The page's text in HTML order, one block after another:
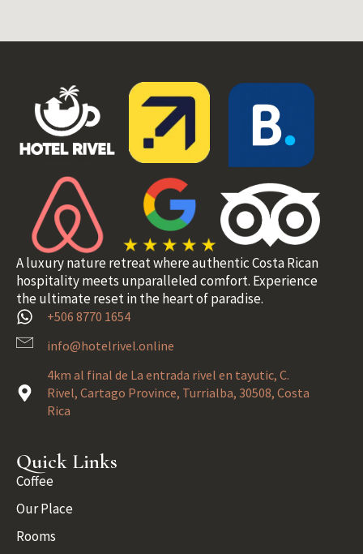
A luxury nature retreat where authentic Costa Rican
hospitality meets unparalleled comfort. Experience
the ultimate reset in the heart of paradise.
+506 8770 1654
info@hotelrivel.online
4km al final de La entrada rivel en tayutic, C.
Rivel, Cartago Province, Turrialba, 30508, Costa
Rica
Quick Links
Coffee
Our Place
Rooms